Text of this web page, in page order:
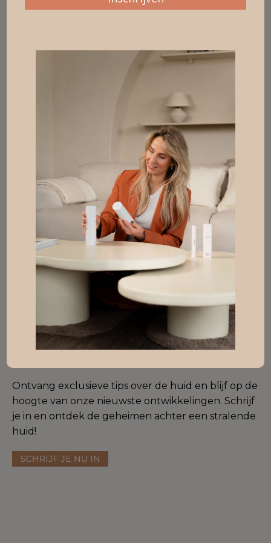
T: 06-15540989
Donderdag: 09.30 – 17.00
Vrijdag: 09.30 – 17.00
Zaterdag: Gesloten
Zondag: Gesloten
Social Media
Ontvang exclusieve tips over de huid en blijf op de
hoogte van onze nieuwste ontwikkelingen. Schrijf
je in en ontdek de geheimen achter een stralende
huid!